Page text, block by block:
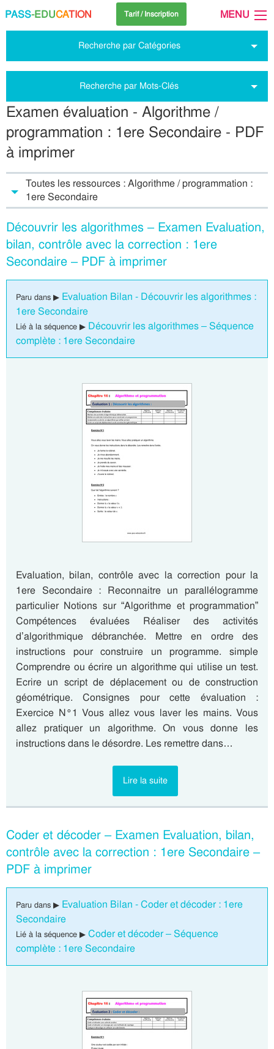
PASS-EDUCATION Tarif / Inscription MENU
Recherche par Catégories
Recherche par Mots-Clés
Examen évaluation - Algorithme /
programmation : 1ere Secondaire - PDF
à imprimer
Toutes les ressources : Algorithme / programmation :
1ere Secondaire
Découvrir les algorithmes – Examen Evaluation,
bilan, contrôle avec la correction : 1ere
Secondaire – PDF à imprimer
Paru dans ▶ Evaluation Bilan - Découvrir les algorithmes :
1ere Secondaire
Lié à la séquence ▶ Découvrir les algorithmes – Séquence
complète : 1ere Secondaire
Evaluation, bilan, contrôle avec la correction pour la
1ere Secondaire : Reconnaitre un parallélogramme
particulier Notions sur “Algorithme et programmation”
Compétences évaluées Réaliser des activités
d’algorithmique débranchée. Mettre en ordre des
instructions pour construire un programme. simple
Comprendre ou écrire un algorithme qui utilise un test.
Ecrire un script de déplacement ou de construction
géométrique. Consignes pour cette évaluation :
Exercice N°1 Vous allez vous laver les mains. Vous
allez pratiquer un algorithme. On vous donne les
instructions dans le désordre. Les remettre dans…
Lire la suite
Coder et décoder – Examen Evaluation, bilan,
contrôle avec la correction : 1ere Secondaire –
PDF à imprimer
Paru dans ▶ Evaluation Bilan - Coder et décoder : 1ere
Secondaire
Lié à la séquence ▶ Coder et décoder – Séquence
complète : 1ere Secondaire